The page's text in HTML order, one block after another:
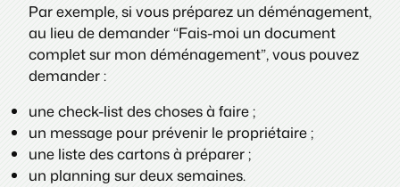
Par exemple, si vous préparez un déménagement,
au lieu de demander“Fais-moi un document
complet sur mon déménagement”, vous pouvez
demander :
une check-list des choses à faire ;
un message pour prévenir le propriétaire ;
une liste des cartons à préparer ;
un planning sur deux semaines.